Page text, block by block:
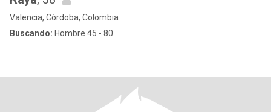
Valencia, Córdoba, Colombia
Buscando: Hombre 45 - 80